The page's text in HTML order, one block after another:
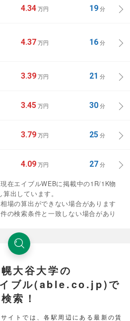
4.34 万円 19分
4.37 万円 16分
3.39 万円 21 分
3.45 万円 30分
3.79 万円 25分
4.09 万円 27分
在エイブルWEBに掲載中の1R/1K物
出しています。
場の算出ができない場合があります
の検索条件と一致しない場合があり
大谷大学の
イブル(able.co.jp)で
検索！
イトでは、各駅周辺にある最新の賃